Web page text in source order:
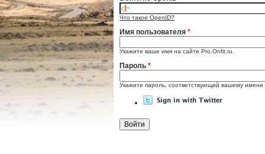
Что такое OpenID?
Имя пользователя *
Укажите ваше имя на сайте Pro.Onfit.ru.
Пароль *
Укажите пароль, соответствующий вашему имени